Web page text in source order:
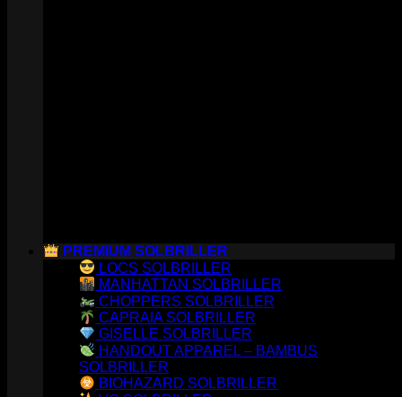
PREMIUM SOLBRILLER
LOCS SOLBRILLER
MANHATTAN SOLBRILLER
CHOPPERS SOLBRILLER
CAPRAIA SOLBRILLER
GISELLE SOLBRILLER
HANDOUT APPAREL – BAMBUS
SOLBRILLER
BIOHAZARD SOLBRILLER